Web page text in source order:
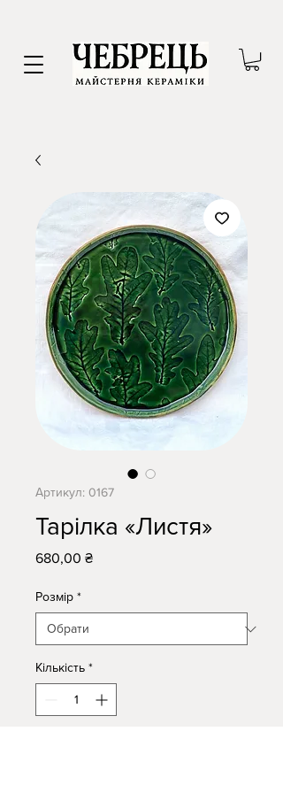
Артикул: 0167
Тарілка «Листя»
680,00 ₴Ціна
Розмір *
Кількість *